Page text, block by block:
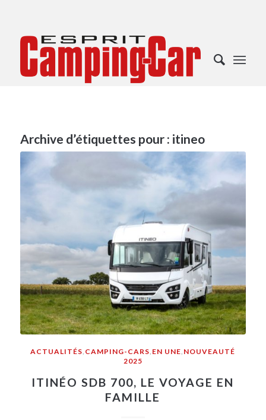
Archive d’étiquettes pour : itineo
ACTUALITÉS CAMPING-CARS EN UNE NOUVEAUTÉ
2025
ITINÉO SDB 700, LE VOYAGE EN
FAMILLE